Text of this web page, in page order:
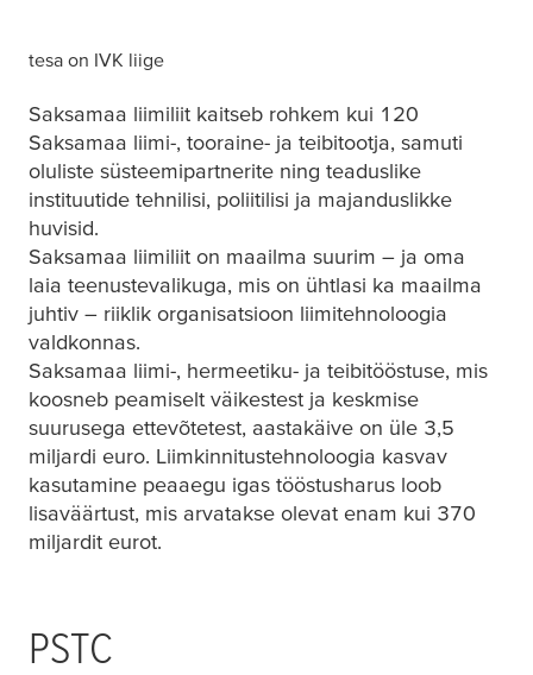
tesa on IVK liige
Saksamaa liimiliit kaitseb rohkem kui 120
Saksamaa liimi-, tooraine- ja teibitootja, samuti
oluliste süsteemipartnerite ning teaduslike
instituutide tehnilisi, poliitilisi ja majanduslikke
huvisid.
Saksamaa liimiliit on maailma suurim – ja oma
laia teenustevalikuga, mis on ühtlasi ka maailma
juhtiv – riiklik organisatsioon liimitehnoloogia
valdkonnas.
Saksamaa liimi-, hermeetiku- ja teibitööstuse, mis
koosneb peamiselt väikestest ja keskmise
suurusega ettevõtetest, aastakäive on üle 3,5
miljardi euro. Liimkinnitustehnoloogia kasvav
kasutamine peaaegu igas tööstusharus loob
lisaväärtust, mis arvatakse olevat enam kui 370
miljardit eurot.
PSTC